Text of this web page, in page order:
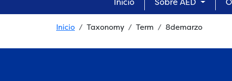
Breadcrumb
Inicio Taxonomy Term 8demarzo